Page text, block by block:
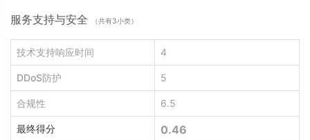
服务支持与安全 （共有3小类）
技术支持响应时间 4
DDoS防护 5
合规性 6.5
最终得分 0.46